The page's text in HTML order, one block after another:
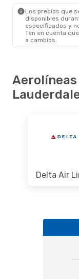
Los precios que
disponibles
especificados y
Ten en cuenta
a cambios.
Delta Air